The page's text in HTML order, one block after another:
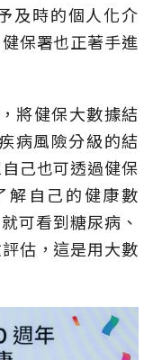
及時的個人化介
保署也正著手進
將健保大數據結
病風險分級的結
己也可透過健保
解自己的健康數
可看到糖尿病、
估，這是用大數